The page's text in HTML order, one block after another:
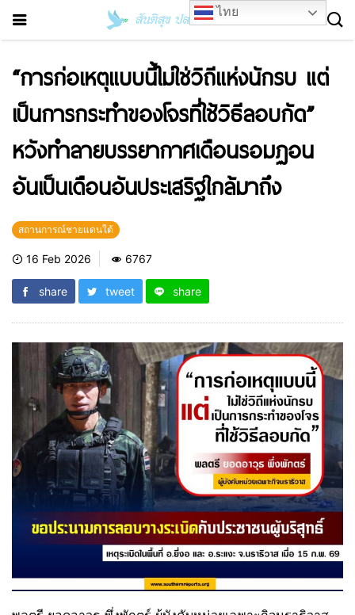
“การก่อเหตุแบบนี้ไม่ใช่วิถีแห่งนักรบ แต่
เป็นการกระทำของโจรที่ใช้วิธีลอบกัด”
หวังทำลายบรรยากาศเดือนรอมฏอน
อันเป็นเดือนอันประเสริฐใกล้มาถึง
สถานการณ์ชายแดนใต้
16 Feb 2026 6767
share tweet share
ไทย